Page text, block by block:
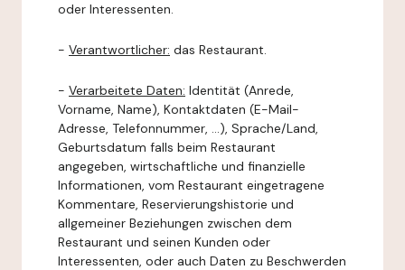
oder Interessenten.
- Verantwortlicher: das Restaurant.
- Verarbeitete Daten: Identität (Anrede,
Vorname, Name), Kontaktdaten (E-Mail-
Adresse, Telefonnummer, ...), Sprache/Land,
Geburtsdatum falls beim Restaurant
angegeben, wirtschaftliche und finanzielle
Informationen, vom Restaurant eingetragene
Kommentare, Reservierungshistorie und
allgemeiner Beziehungen zwischen dem
Restaurant und seinen Kunden oder
Interessenten, oder auch Daten zu Beschwerden